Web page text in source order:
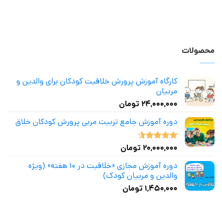
محصولات
کارگاه آموزش پرورش خلاقیت کودکان برای والدین و
مربیان
۲۴,۰۰۰,۰۰۰ تومان
دوره آموزش جامع تربیت مربی پرورش کودکان خلاق
نمره4.50
۲۰,۰۰۰,۰۰۰ تومان
دوره آموزش مجازی «خلاقیت در ۱۰ هفته» (ویژه
والدین و مربیان کودک)
۱,۴۵۰,۰۰۰ تومان